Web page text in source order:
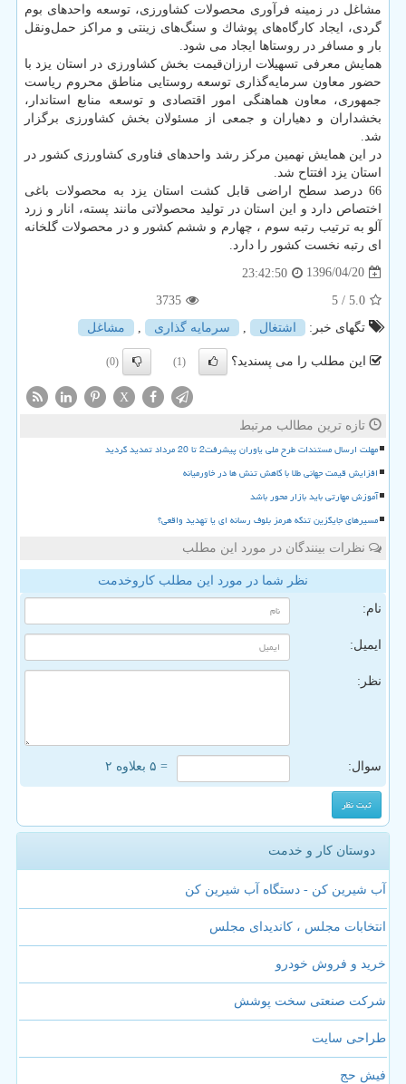
مشاغل در زمینه‌ فرآوری محصولات كشاورزی، توسعه واحدهای بوم
گردی، ایجاد كارگاه‌های پوشاك و سنگ‌های زینتی و مراكز حمل‌ونقل
بار و مسافر در روستاها ایجاد می شود.
همایش معرفی تسهیلات ارزان‌قیمت بخش كشاورزی در استان یزد با
حضور معاون سرمایه‌گذاری توسعه روستایی مناطق محروم ریاست
جمهوری، معاون هماهنگی امور اقتصادی و توسعه منابع استاندار،
بخشداران و دهیاران و جمعی از مسئولان بخش كشاورزی برگزار
شد.
در این همایش نهمین مركز رشد واحدهای فناوری كشاورزی كشور در
استان یزد افتتاح شد.
66 درصد سطح اراضی قابل كشت استان یزد به محصولات باغی
اختصاص دارد و این استان در تولید محصولاتی مانند پسته، انار و زرد
آلو به ترتیب رتبه سوم ، چهارم و ششم كشور و در محصولات گلخانه
ای رتبه نخست كشور را دارد.
1396/04/20
23:42:50
5.0
/ 5
3735
تگهای خبر:
اشتغال , سرمایه گذاری , مشاغل
این مطلب را می پسندید؟ (1)
(0)
X
تازه ترین مطالب مرتبط
مهلت ارسال مستندات طرح ملی یاوران پیشرفت2 تا 20 مرداد تمدید گردید
افزایش قیمت جهانی طلا با کاهش تنش ها در خاورمیانه
آموزش مهارتی باید بازار محور باشد
مسیرهای جایگزین تنگه هرمز بلوف رسانه ای یا تهدید واقعی؟
نظرات بینندگان در مورد این مطلب
نظر شما در مورد این مطلب کاروخدمت
نام:
ایمیل:
نظر:
سوال: = ۵ بعلاوه ۲
دوستان کار و خدمت
آب شیرین کن - دستگاه آب شیرین کن
انتخابات مجلس ، کاندیدای مجلس
خرید و فروش خودرو
شرکت صنعتی سخت پوشش
طراحی سایت
فیش حج